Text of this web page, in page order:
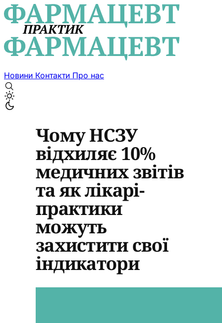
Новини Контакти Про нас
Чому НСЗУ
відхиляє 10%
медичних звітів
та як лікарі-
практики
можуть
захистити свої
індикатори